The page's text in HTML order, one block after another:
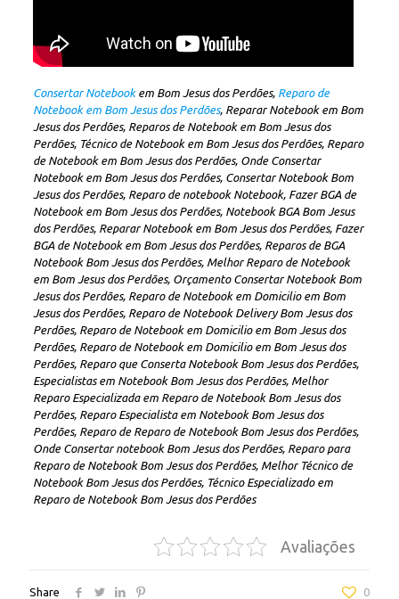
Consertar Notebookem Bom Jesus dos Perdões, Reparo de
Notebook em Bom Jesus dos Perdões, Reparar Notebook em Bom
Jesus dos Perdões, Reparos de Notebook em Bom Jesus dos
Perdões, Técnico de Notebook em Bom Jesus dos Perdões, Reparo
de Notebook em Bom Jesus dos Perdões, Onde Consertar
Notebook em Bom Jesus dos Perdões, Consertar Notebook Bom
Jesus dos Perdões, Reparo de notebook Notebook, Fazer BGA de
Notebook em Bom Jesus dos Perdões, Notebook BGA Bom Jesus
dos Perdões, Reparar Notebook em Bom Jesus dos Perdões, Fazer
BGA de Notebook em Bom Jesus dos Perdões, Reparos de BGA
Notebook Bom Jesus dos Perdões, Melhor Reparo de Notebook
em Bom Jesus dos Perdões, Orçamento Consertar Notebook Bom
Jesus dos Perdões, Reparo de Notebook em Domicilio em Bom
Jesus dos Perdões, Reparo de Notebook Delivery Bom Jesus dos
Perdões, Reparo de Notebook em Domicilio em Bom Jesus dos
Perdões, Reparo de Notebook em Domicilio em Bom Jesus dos
Perdões, Reparo que Conserta Notebook Bom Jesus dos Perdões,
Especialistas em Notebook Bom Jesus dos Perdões, Melhor
Reparo Especializada em Reparo de Notebook Bom Jesus dos
Perdões, Reparo Especialista em Notebook Bom Jesus dos
Perdões, Reparo de Reparo de Notebook Bom Jesus dos Perdões,
Onde Consertar notebook Bom Jesus dos Perdões, Reparo para
Reparo de Notebook Bom Jesus dos Perdões, Melhor Técnico de
Notebook Bom Jesus dos Perdões, Técnico Especializado em
Reparo de Notebook Bom Jesus dos Perdões
Avaliações
Share 0